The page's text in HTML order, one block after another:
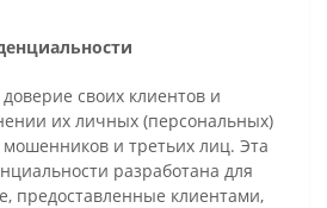
своих клиентов и
их личных (персональных)
и третьих лиц. Эта
разработана для
предоставленные клиентами,